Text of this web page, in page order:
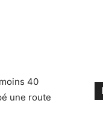
40
une route